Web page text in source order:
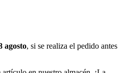
agosto, si se realiza el pedido antes